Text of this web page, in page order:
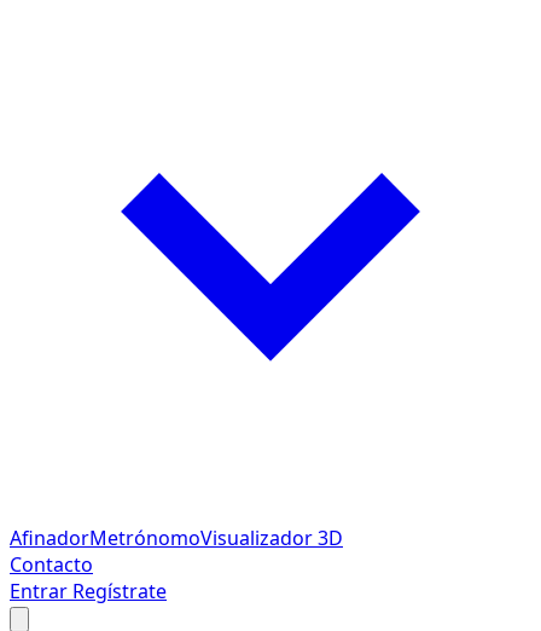
AfinadorMetrónomoVisualizador 3D
Contacto
Entrar Regístrate